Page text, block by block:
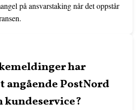
på ansvarstaking når det oppstår
har
angående PostNord
kundeservice?